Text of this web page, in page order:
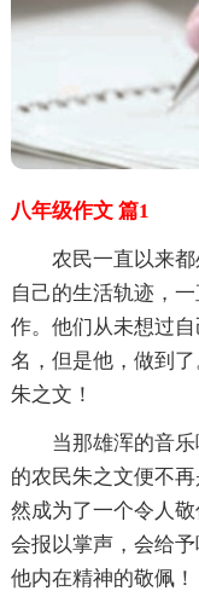
八年级作文 篇1
农民一直以来都
自己的生活轨迹，
作。他们从未想过
名，但是他，做到
朱之文！
当那雄浑的音乐
的农民朱之文便不
然成为了一个令人
会报以掌声，会给
他内在精神的敬佩！